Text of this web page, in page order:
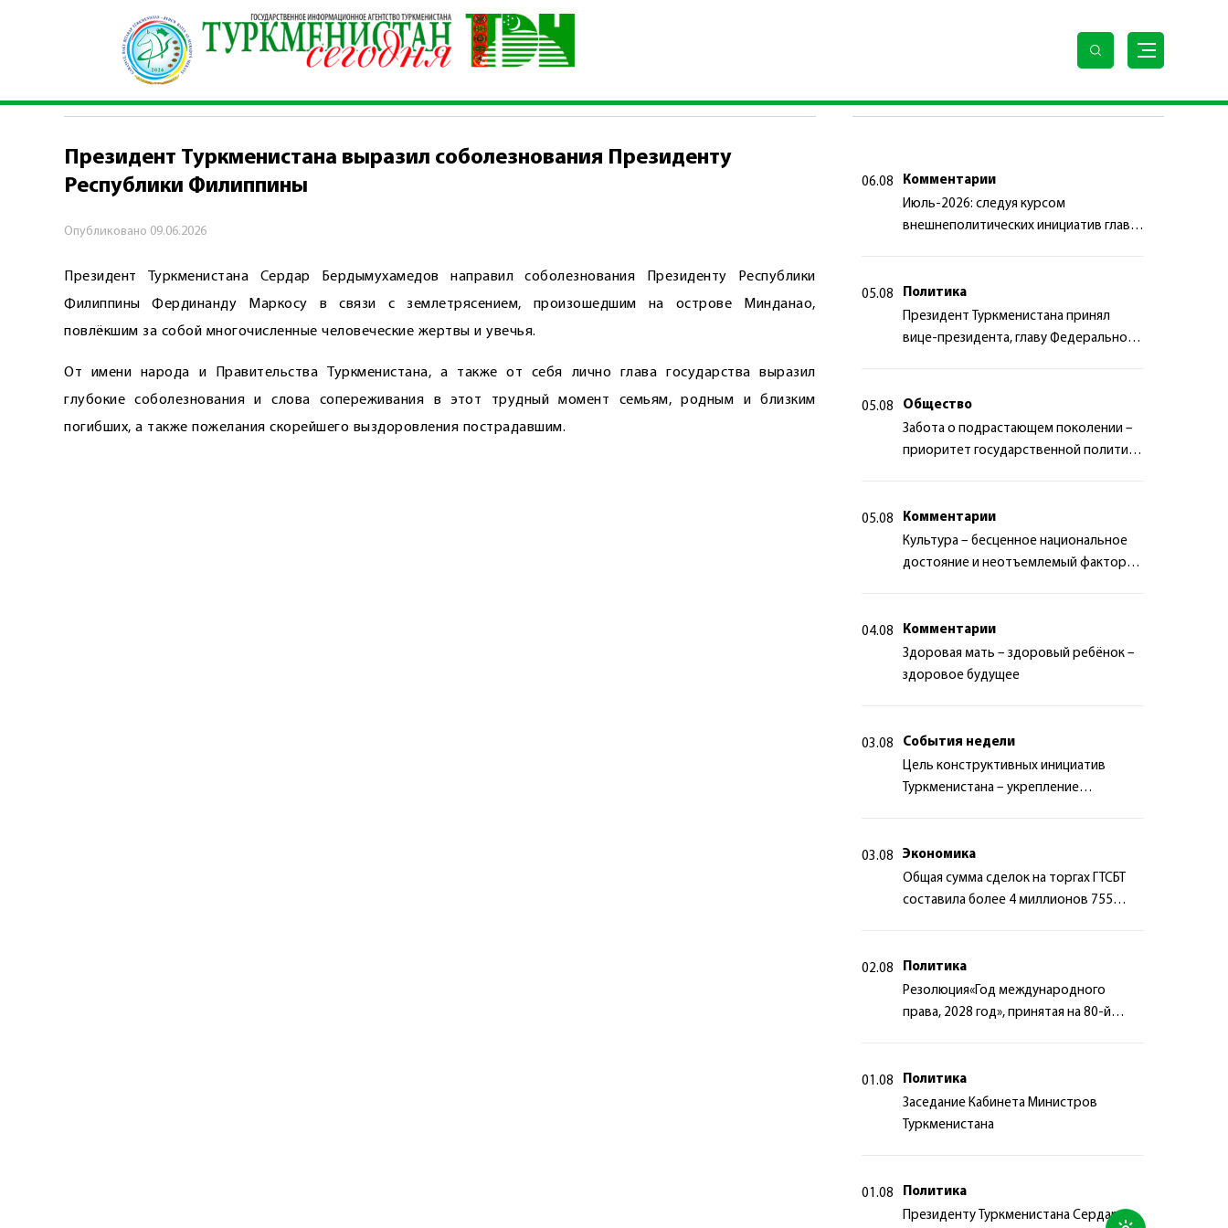
\ Политика \ Президент Туркменистана выразил соболезнования Президенту Республики Филиппины
ПОЛИТИКА
Президент Туркменистана выразил соболезнования Президенту
Республики Филиппины
Опубликовано 09.06.2026
Президент Туркменистана Сердар Бердымухамедов направил соболезнования Президенту Республики
Филиппины Фердинанду Маркосу в связи с землетрясением, произошедшим на острове Минданао,
повлёкшим за собой многочисленные человеческие жертвы и увечья.
От имени народа и Правительства Туркменистана, а также от себя лично глава государства выразил
глубокие соболезнования и слова сопереживания в этот трудный момент семьям, родным и близким
погибших, а также пожелания скорейшего выздоровления пострадавшим.
06.08
Комментарии
Июль-2026: следуя курсом
внешнеполитических инициатив главы
05.08
Политика
Президент Туркменистана принял
вице-президента, главу Федерального
05.08
Общество
Забота о подрастающем поколении –
приоритет государственной политики
05.08
Комментарии
Культура – бесценное национальное
достояние и неотъемлемый фактор
04.08
Комментарии
Здоровая мать – здоровый ребёнок –
здоровое будущее
03.08
События недели
Цель конструктивных инициатив
Туркменистана – укрепление
03.08
Экономика
Общая сумма сделок на торгах ГТСБТ
составила более 4 миллионов 755
02.08
Политика
Резолюция«Год международного
права, 2028 год», принятая на 80-й
01.08
Политика
Заседание Кабинета Министров
Туркменистана
01.08
Политика
Президенту Туркменистана Сердару